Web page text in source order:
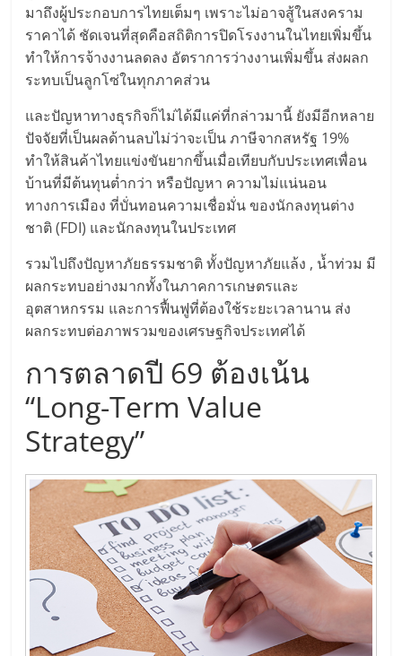
สา
ขา
แฟ
รน
ไชส์,
ศูนย์
รวม
แฟ
รน
ไชส์
พร้อม
ทำเล
สำหรับ
มาถึงผู้ประกอบการไทยเต็มๆ เพราะไม่อาจสู้ในสงคราม
ราคาได้ ชัดเจนที่สุดคือสถิติการปิดโรงงานในไทยเพิ่มขึ้น
ทำให้การจ้างงานลดลง อัตราการว่างงานเพิ่มขึ้น ส่งผลก
ระทบเป็นลูกโซ่ในทุกภาคส่วน
และปัญหาทางธุรกิจก็ไม่ได้มีแค่ที่กล่าวมานี้ ยังมีอีกหลาย
ปัจจัยที่เป็นผลด้านลบไม่ว่าจะเป็น ภาษีจากสหรัฐ 19%
ทำให้สินค้าไทยแข่งขันยากขึ้นเมื่อเทียบกับประเทศเพื่อน
บ้านที่มีต้นทุนต่ำกว่า หรือปัญหา ความไม่แน่นอน
ทางการเมือง ที่บั่นทอนความเชื่อมั่น ของนักลงทุนต่าง
ชาติ (FDI) และนักลงทุนในประเทศ
รวมไปถึงปัญหาภัยธรรมชาติ ทั้งปัญหาภัยแล้ง , น้ำท่วม มี
ผลกระทบอย่างมากทั้งในภาคการเกษตรและ
อุตสาหกรรม และการฟื้นฟูที่ต้องใช้ระยะเวลานาน ส่ง
ผลกระทบต่อภาพรวมของเศรษฐกิจประเทศได้
การตลาดปี 69 ต้องเน้น
“Long-Term Value
Strategy”